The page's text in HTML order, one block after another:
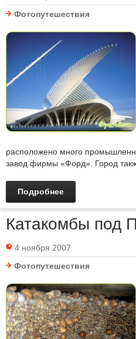
Фотопутешествия
расположено много
завод фирмы «Форд». Город
Подробнее
Катакомбы под
4 ноября 2007
Фотопутешествия